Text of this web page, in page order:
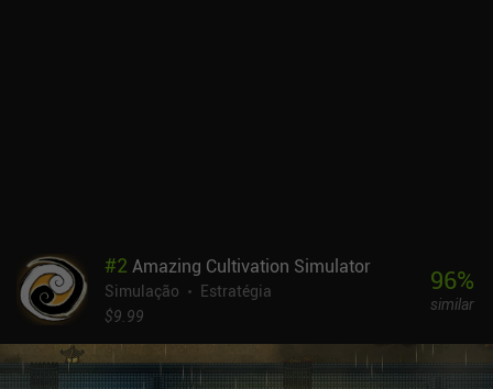
#2 Amazing Cultivation Simulator
Simulação
Estratégia
$9.99
96%
similar